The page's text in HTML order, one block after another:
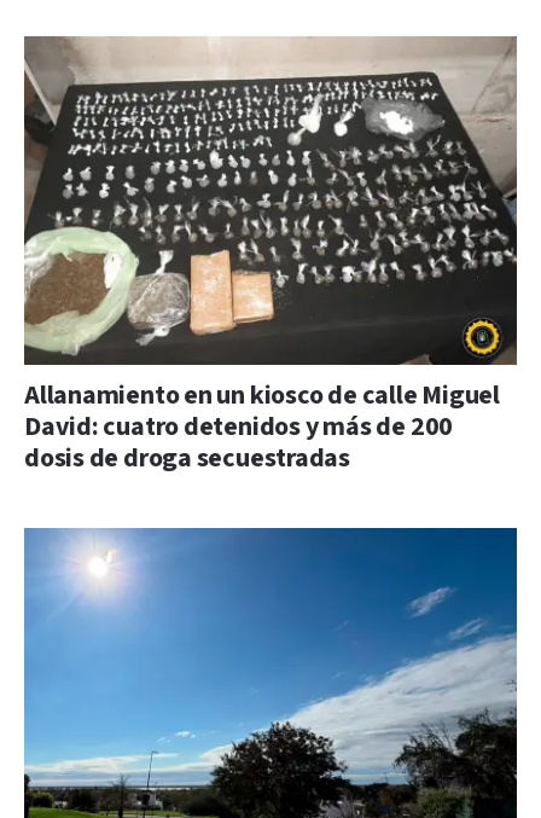
Allanamiento en un kiosco de calle Miguel
David: cuatro detenidos y más de 200
dosis de droga secuestradas